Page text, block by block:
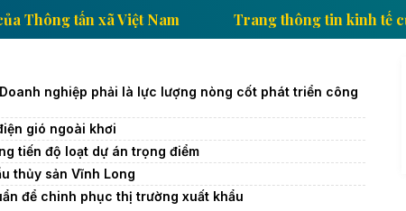
kinh tế của Thông tấn xã Việt Nam Trang thông
nghiệp phải là lực lượng nòng cốt phát triển công
gió ngoài khơi
tiến độ loạt dự án trọng điểm
thủy sản Vĩnh Long
để chinh phục thị trường xuất khẩu